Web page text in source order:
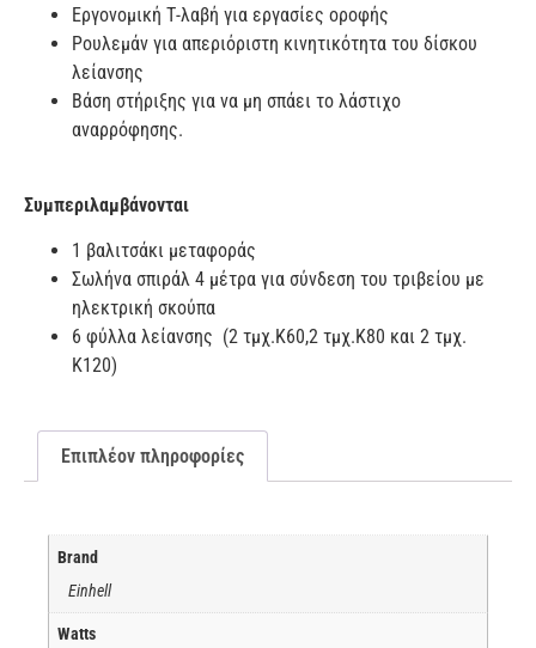
Εργονομική Τ-λαβή για εργασίες οροφής
Ρουλεμάν για απεριόριστη κινητικότητα του δίσκου
λείανσης
Βάση στήριξης για να μη σπάει το λάστιχο
αναρρόφησης.
Συμπεριλαμβάνονται
1 βαλιτσάκι μεταφοράς
Σωλήνα σπιράλ 4 μέτρα για σύνδεση του τριβείου με
ηλεκτρική σκούπα
6 φύλλα λείανσης (2 τμχ.Κ60,2 τμχ.Κ80 και 2 τμχ.
Κ120)
Επιπλέον πληροφορίες
Brand
Einhell
Watts